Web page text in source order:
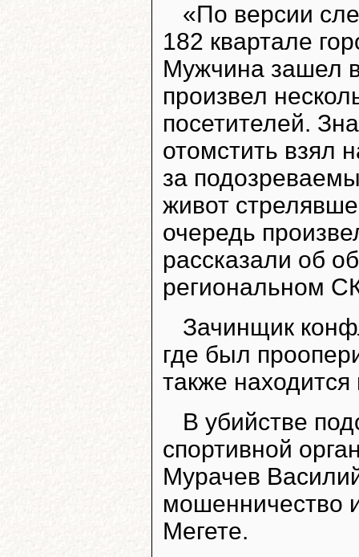
«По версии
182 квартале
Мужчина зашел
произвел
посетителей.
отомстить взял
за
живот
очередь
рассказали об
региональном
Зачинщик
где был
также
В убийстве
спортивной
Мурачев
мошенничество
Мегете.